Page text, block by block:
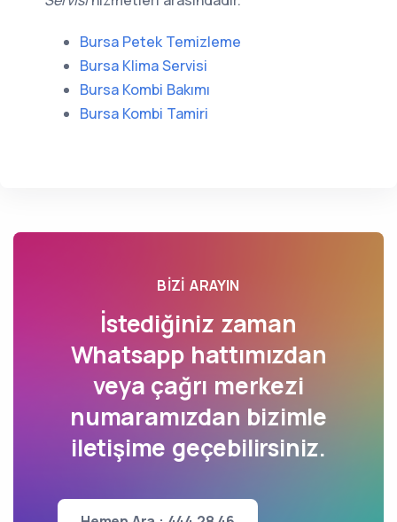
Bursa Petek Temizleme
Bursa Klima Servisi
Bursa Kombi Bakımı
Bursa Kombi Tamiri
BIZI ARAYIN
İstediğiniz zaman
Whatsapp hattımızdan
veya çağrı merkezi
numaramızdan bizimle
iletişime geçebilirsiniz.